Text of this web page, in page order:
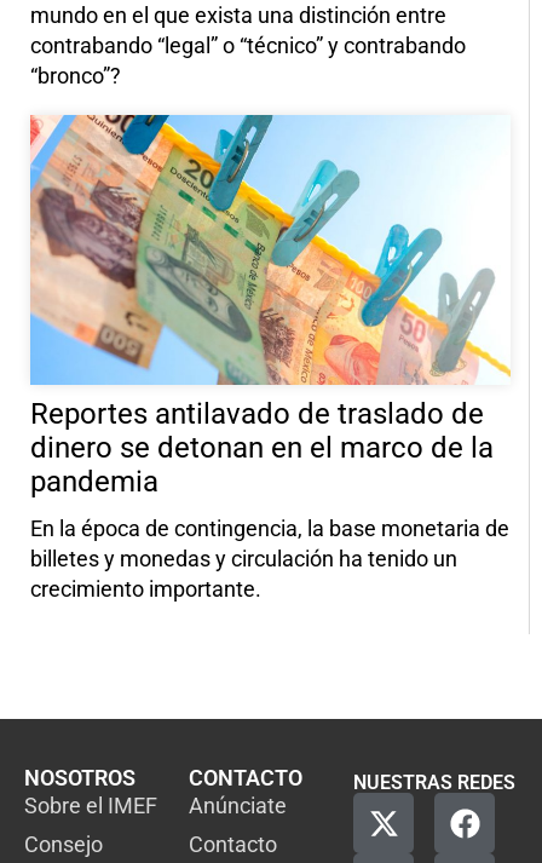
mundo en el que exista una distinción entre
contrabando “legal” o “técnico” y contrabando
“bronco”?
Reportes antilavado de traslado de
dinero se detonan en el marco de la
pandemia
En la época de contingencia, la base monetaria de
billetes y monedas y circulación ha tenido un
crecimiento importante.
NOSOTROS
Sobre el IMEF
Consejo
CONTACTO
Anúnciate
Contacto
NUESTRAS REDES